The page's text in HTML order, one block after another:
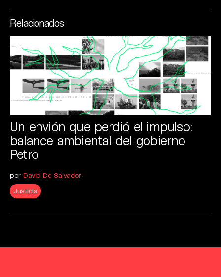
Relacionados
Un envión que perdió el impulso:
balance ambiental del gobierno
Petro
por David De Salvador
Justicia